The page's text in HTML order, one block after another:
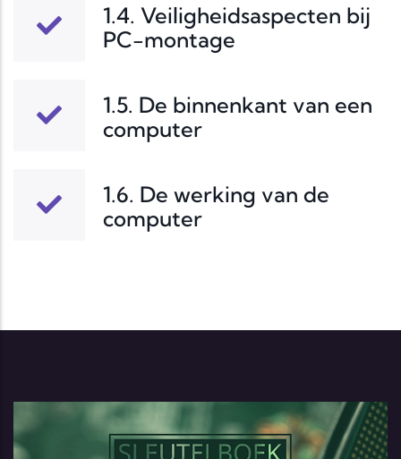
1.4. Veiligheidsaspecten bij
PC-montage
1.5. De binnenkant van een
computer
1.6. De werking van de
computer